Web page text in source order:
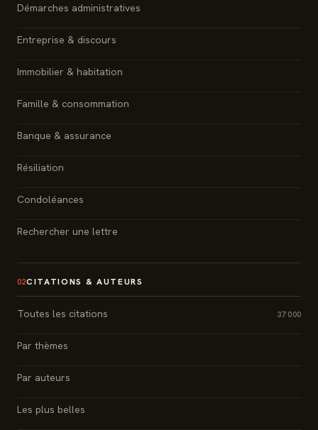
Démarches administratives
Entreprise & discours
Immobilier & habitation
Famille & consommation
Banque & assurance
Résiliation
Condoléances
Rechercher une lettre
02CITATIONS & AUTEURS
Toutes les citations 37 000
Par thèmes
Par auteurs
Les plus belles